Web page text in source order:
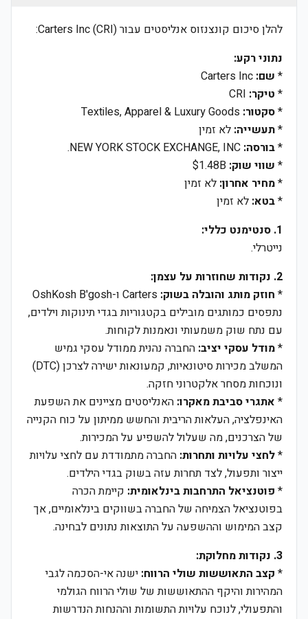
להלן סיכום קונצנזוס אנליסטים עבור Carters Inc (CRI):
נתוני רקע:
* שם:
* טיקר:
*סקטור:
*תעשייה: לא זמין
*בורסה:
* שווי שוק:
*מחיר אחרון: לא זמין
*בטא: לא זמין
1. סנטימנט כללי:
נייטרלי.
2. נקודות שחוזרות על עצמן:
* חוזק מותג והובלה בשוק:
Carters ו-OshKosh B'gosh
נתפסים כמותגים מובילים בקטגוריות בגדי תינוקות וילדים,
עם נתח שוק משמעותי ונאמנות לקוחות.
*מודל עסקי יציב: החברה נהנית ממודל עסקי גמיש
המשלב מכירות סיטונאיות, קמעונאות ישירה לצרכן (DTC)
ונוכחות מסחר אלקטרוני חזקה.
* אתגרי סביבת מאקרו: האנליסטים מציינים את השפעת
האינפלציה, העלאות הריבית והחשש ממיתון על כוח הקנייה
של הצרכנים, מה שעלול להשפיע על המכירות.
*לחצי עלויות ותחרות: החברה מתמודדת עם לחצי עלויות
ייצור ותפעול, לצד תחרות עזה בשוק בגדי הילדים.
* פוטנציאל התרחבות בינלאומית: קיימת הכרה
בפוטנציאל הצמיחה של החברה בשווקים בינלאומיים, אך
קצב המימוש וההשפעה על התוצאות נתונים לבחינה.
3. נקודות מחלוקת:
* קצב התאוששות שולי הרווח: ישנה אי-הסכמה לגבי
המהירות והיקף ההתאוששות של שולי הרווח הגולמי
והתפעולי, לנוכח עלויות התשומות וההנחות הנדרשות